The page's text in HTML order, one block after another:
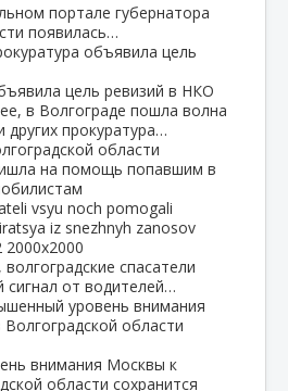
портале губернатора
появилась…
объявила цель
в Волгограде пошла волна
прокуратура…
области
на помощь попавшим в
спасатели
от водителей…
уровень внимания
области